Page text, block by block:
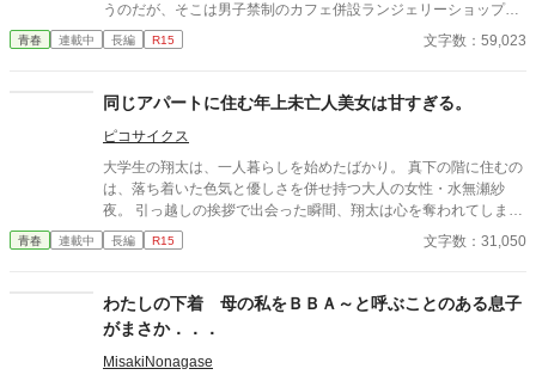
うのだが、そこは男子禁制のカフェ併設ランジェリーショップ
で！？ ちょっとハレンチなお仕事カフェライフ、始まりま
す！！ ※この物語はフィクションであり実在の人物・団体・法律
成できないのでビキニで代用しています。
青春 連載中 長編 R15 文字数：59,023
同じアパートに住む年上未亡人美女は甘すぎる。
ピコサイクス
大学生の翔太は、一人暮らしを始めたばかり。 真下の階に住むの
は、落ち着いた色気と優しさを併せ持つ大人の女性・水無瀬紗
夜。 引っ越しの挨拶で出会った瞬間、翔太は心を奪われてしま
う。 偶然にもアルバイト先のスーパーで再会した彼女は、翔太を
すぐに採用し、温かく仕事を教えてくれる存在だった。 ある日の
紗夜の部屋でご飯をご馳走になるほど親密に。 優しくて穏やかで
――その色気に触れるたび、翔太の心は揺れていく。 大人の女性
と大学生、甘くちょっぴり刺激的な同居生活（？）がはじまる。
青春 連載中 長編 R15 文字数：31,050
わたしの下着 母の私をＢＢＡ～と呼ぶことのある息子
がまさか．．．
MisakiNonagase